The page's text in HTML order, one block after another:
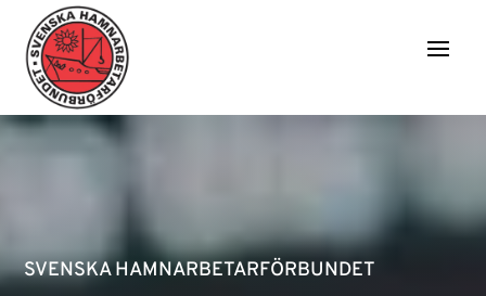
SVENSKA HAMNARBETARFÖRBUNDET